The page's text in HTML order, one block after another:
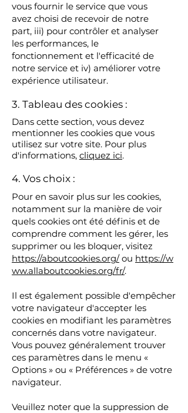
vous fournir le service que vous
avez choisi de recevoir de notre
part, iii) pour contrôler et analyser
les performances, le
fonctionnement et l'efficacité de
notre service et iv) améliorer votre
expérience utilisateur.
3. Tableau des cookies :
Dans cette section, vous devez
mentionner les cookies que vous
utilisez sur votre site. Pour plus
d'informations, cliquez ici.
4. Vos choix :
Pour en savoir plus sur les cookies,
notamment sur la manière de voir
quels cookies ont été définis et de
comprendre comment les gérer, les
supprimer ou les bloquer, visitez
https://aboutcookies.org/ ou https://w
ww.allaboutcookies.org/fr/.
Il est également possible d'empêcher
votre navigateur d'accepter les
cookies en modifiant les paramètres
concernés dans votre navigateur.
Vous pouvez généralement trouver
ces paramètres dans le menu «
Options » ou « Préférences » de votre
navigateur.
Veuillez noter que la suppression de